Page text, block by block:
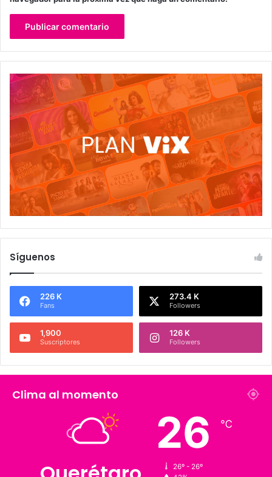
Síguenos
226 K
Fans
273.4 K
Followers
1,900
Clima al momento